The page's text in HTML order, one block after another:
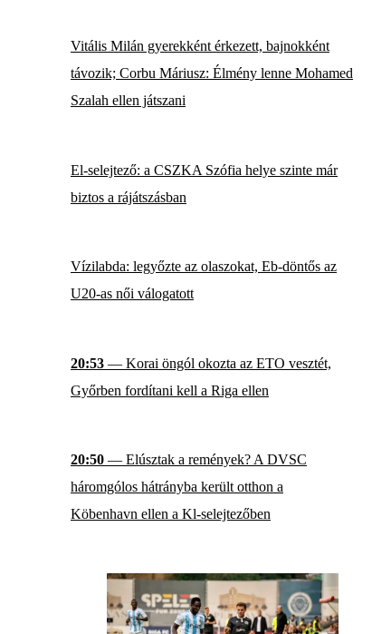
Vitális Milán gyerekként érkezett, bajnokként
távozik; Corbu Máriusz: Élmény lenne Mohamed
Szalah ellen játszani
El-selejtező: a CSZKA Szófia helye szinte már
biztos a rájátszásban
Vízilabda: legyőzte az olaszokat, Eb-döntős az
U20-as női válogatott
20:53 — Korai öngól okozta az ETO vesztét,
Győrben fordítani kell a Riga ellen
20:50 — Elúsztak a remények? A DVSC
háromgólos hátrányba került otthon a
Köbenhavn ellen a Kl-selejtezőben